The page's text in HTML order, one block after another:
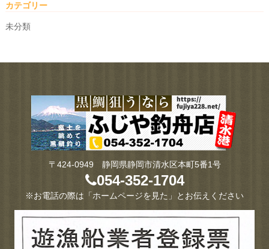
カテゴリー
未分類
〒424-0949 静岡県静岡市清水区本町5番1号
054-352-1704
※お電話の際は「ホームページを見た」とお伝えください